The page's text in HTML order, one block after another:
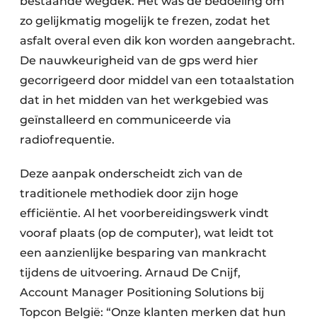
zo gelijkmatig mogelijk te frezen, zodat het
asfalt overal even dik kon worden aangebracht.
De nauwkeurigheid van de gps werd hier
gecorrigeerd door middel van een totaalstation
dat in het midden van het werkgebied was
geïnstalleerd en communiceerde via
radiofrequentie.
Deze aanpak onderscheidt zich van de
traditionele methodiek door zijn hoge
efficiëntie. Al het voorbereidingswerk vindt
vooraf plaats (op de computer), wat leidt tot
een aanzienlijke besparing van mankracht
tijdens de uitvoering. Arnaud De Cnijf,
Account Manager Positioning Solutions bij
Topcon België: “Onze klanten merken dat hun